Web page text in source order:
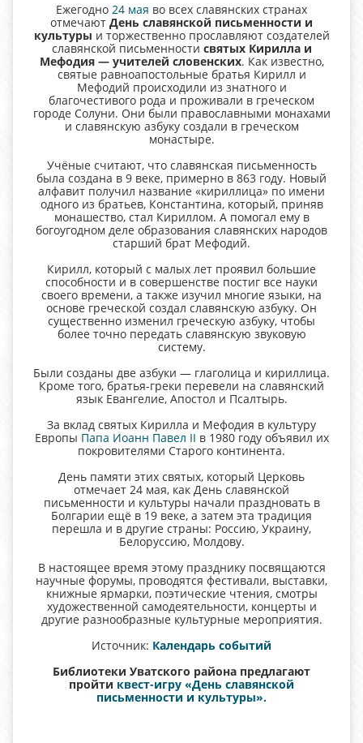
Ежегодно 24 мая во всех славянских странах
отмечают День славянской письменности и
культуры и торжественно прославляют создателей
славянской письменности святых Кирилла и
Мефодия — учителей словенских. Как известно,
святые равноапостольные братья Кирилл и
Мефодий происходили из знатного и
благочестивого рода и проживали в греческом
городе Солуни. Они были православными монахами
и славянскую азбуку создали в греческом
монастыре.
Учёные считают, что славянская письменность
была создана в 9 веке, примерно в 863 году. Новый
алфавит получил название «кириллица» по имени
одного из братьев, Константина, который, приняв
монашество, стал Кириллом. А помогал ему в
богоугодном деле образования славянских народов
старший брат Мефодий.
Кирилл, который с малых лет проявил большие
способности и в совершенстве постиг все науки
своего времени, а также изучил многие языки, на
основе греческой создал славянскую азбуку. Он
существенно изменил греческую азбуку, чтобы
более точно передать славянскую звуковую
систему.
Были созданы две азбуки — глаголица и кириллица.
Кроме того, братья-греки перевели на славянский
язык Евангелие, Апостол и Псалтырь.
За вклад святых Кирилла и Мефодия в культуру
Европы Папа Иоанн Павел II в 1980 году объявил их
покровителями Старого континента.
День памяти этих святых, который Церковь
отмечает 24 мая, как День славянской
письменности и культуры начали праздновать в
Болгарии ещё в 19 веке, а затем эта традиция
перешла и в другие страны: Россию, Украину,
Белоруссию, Молдову.
В настоящее время этому празднику посвящаются
научные форумы, проводятся фестивали, выставки,
книжные ярмарки, поэтические чтения, смотры
художественной самодеятельности, концерты и
другие разнообразные культурные мероприятия.
Источник: Календарь событий
Библиотеки Уватского района предлагают
пройти квест-игру «День славянской
письменности и культуры».